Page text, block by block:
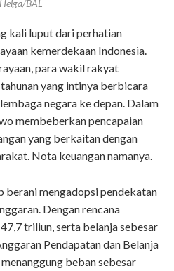
BAL
kali luput dari perhatian
kemerdekaan Indonesia.
para wakil rakyat
yang intinya berbicara
negara ke depan. Dalam
membeberkan pencapaian
yang berkaitan dengan
Nota keuangan namanya.
berani mengadopsi pendekatan
Dengan rencana
triliun, serta belanja sebesar
Pendapatan dan Belanja
beban sebesar